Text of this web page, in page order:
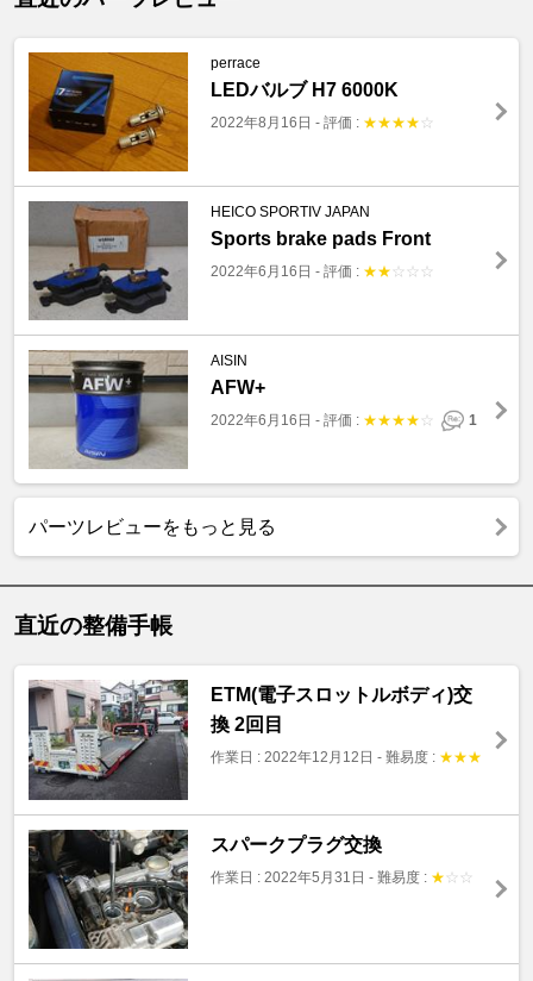
perrace
LEDバルブ H7 6000K
2022年8月16日 - 評価 : ★★★★ ☆
HEICO SPORTIV JAPAN
Sports brake pads Front
2022年6月16日 - 評価 : ★★ ☆ ☆ ☆
AISIN
AFW+
2022年6月16日 - 評価 : ★★★★ ☆ 1
パーツレビューをもっと見る
直近の整備手帳
ETM(電子スロットルボディ)交
換 2回目
作業日 : 2022年12月12日 - 難易度 : ★★★
スパークプラグ交換
作業日 : 2022年5月31日 - 難易度 : ★ ☆ ☆